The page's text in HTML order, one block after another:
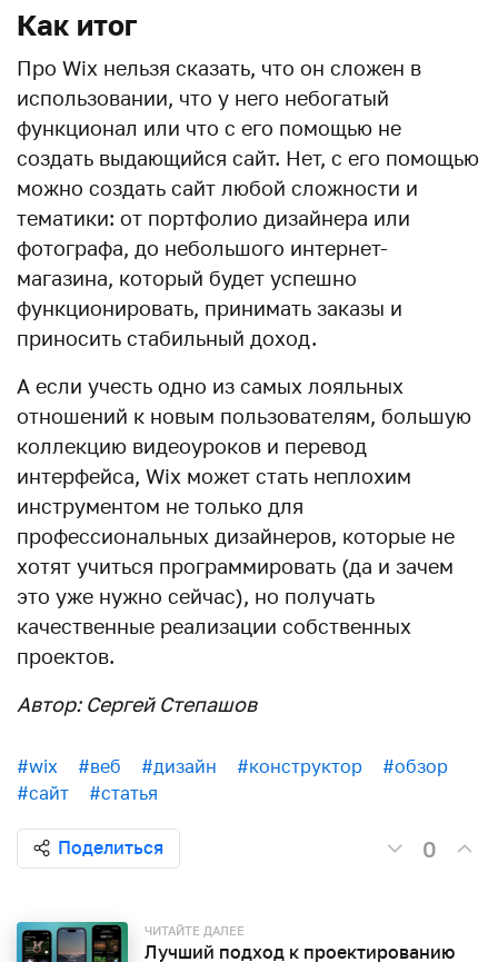
Как итог
Про Wix нельзя сказать, что он сложен в
использовании, что у него небогатый
функционал или что с его помощью не
создать выдающийся сайт. Нет, с его помощью
можно создать сайт любой сложности и
тематики: от портфолио дизайнера или
фотографа, до небольшого интернет-
магазина, который будет успешно
функционировать, принимать заказы и
приносить стабильный доход.
А если учесть одно из самых лояльных
отношений к новым пользователям, большую
коллекцию видеоуроков и перевод
интерфейса, Wix может стать неплохим
инструментом не только для
профессиональных дизайнеров, которые не
хотят учиться программировать (да и зачем
это уже нужно сейчас), но получать
качественные реализации собственных
проектов.
Автор: Сергей Степашов
#wix #веб #дизайн #конструктор
#обзор
#сайт
#статья
Поделиться 0
ЧИТАЙТЕ ДАЛЕЕ
Лучший подход к проектированию